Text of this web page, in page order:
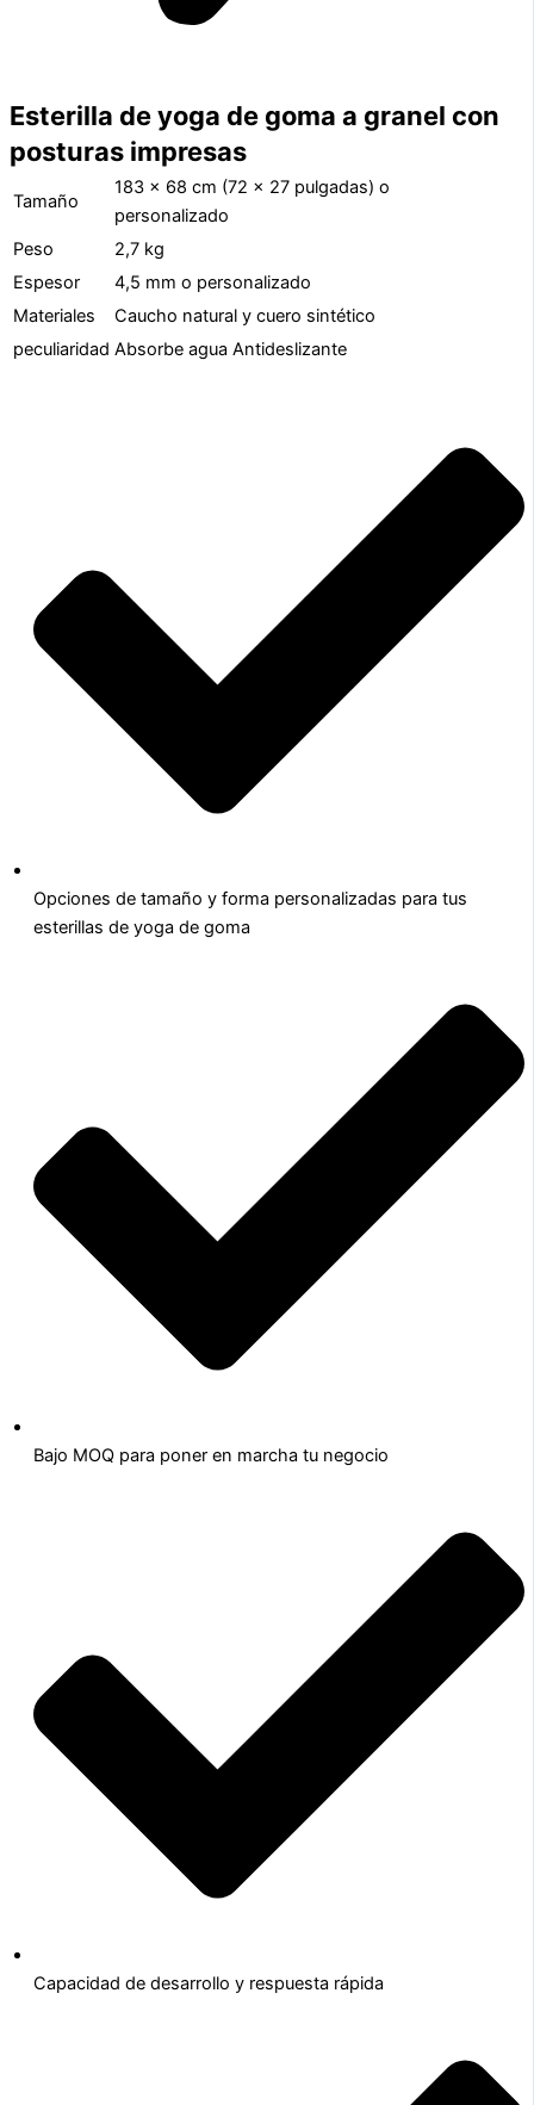
Esterilla de yoga de goma a granel con
posturas impresas
Tamaño
183 x 68 cm (72 x 27 pulgadas) o
personalizado
Peso
2,7 kg
Espesor
4,5 mm o personalizado
Materiales
Caucho natural y cuero sintético
peculiaridad Absorbe agua Antideslizante
Opciones de tamaño y forma personalizadas para tus
esterillas de yoga de goma
Bajo MOQ para poner en marcha tu negocio
Capacidad de desarrollo y respuesta rápida